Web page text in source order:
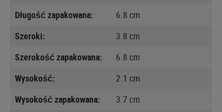
Długość zapakowana:
6.8 cm
Szeroki:
3.8 cm
Szerokość zapakowana:
6.8 cm
Wysokość:
2.1 cm
Wysokość zapakowana:
3.7 cm